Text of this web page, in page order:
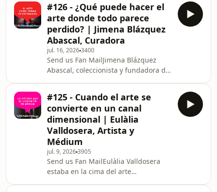
conversamos con Fernando Sánchez
Castillo, uno de los artistas españoles
más importantes de su generación,
sobre memoria histórica,
monumentos, propaganda y los
símbolos del poder. Desde el Azor de
Franco hasta la Revolución Mexicana,
desde monumentos ecuestres hasta
Alexéi Naval
#126 - ¿Qué puede hacer el
arte donde todo parece
perdido? | Jimena Blázquez
Abascal, Curadora
jul. 16, 20263400
Send us Fan MailJimena Blázquez
Abascal, coleccionista y fundadora de
años produciendo obras de artistas
como Marina Abramović, James
Turrell y Sol LeWitt.Doctora en Arte y
ex directora del Centro Andaluz de
Arte Contemporáneo (CAC), Jimena
empezó con poco más de 20 años
convenciendo a su padre para
transformar unos antiguos barraco
#125 - Cuando el arte se
convierte en un canal
dimensional | Eulàlia
Valldosera, Artista y
Médium
jul. 9, 20263905
Send us Fan MailEulàlia Valldosera
estaba en la cima del arte